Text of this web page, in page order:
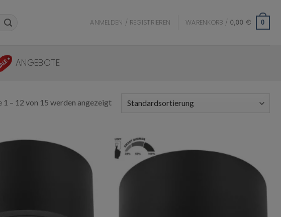
ANMELDEN / REGISTRIEREN WARENKORB / 0,00 € 0
ANGEBOTE
1 – 12 von 15 werden angezeigt
Add to